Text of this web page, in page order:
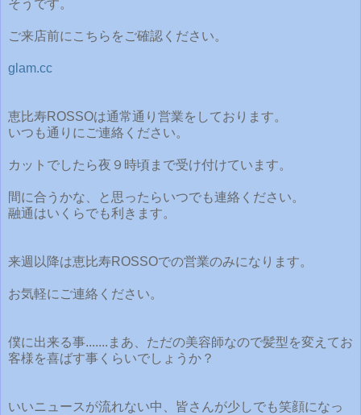
そうです。
ご来店前にこちらをご確認ください。
glam.cc
恵比寿ROSSOは通常通り営業をしております。
いつも通りにご連絡ください。
カットでしたら夜９時頃まで受け付けています。
間に合うかな、と思ったらいつでも連絡ください。
融通はいくらでも利きます。
来週以降は恵比寿ROSSOでの営業のみになります。
お気軽にご連絡ください。
僕に出来る事.......まあ、ただの美容師なので髪型を変えてお
客様を喜ばす事くらいでしょうか？
いいニュースが流れない中、皆さんが少しでも笑顔になっ